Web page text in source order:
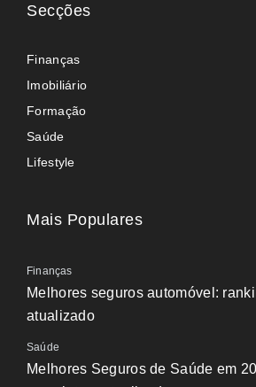
Secções
Finanças
Imobiliário
Formação
Saúde
Lifestyle
Mais Populares
Finanças
Melhores seguros automóvel:
atualizado
Saúde
Melhores Seguros de Saúde em